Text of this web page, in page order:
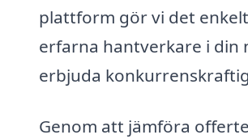
plattform gör vi det
erfarna hantverkare i din
erbjuda
Genom att jämföra